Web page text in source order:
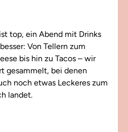
top, ein Abend mit Drinks
Von Tellern zum
bis hin zu Tacos – wir
gesammelt, bei denen
noch etwas Leckeres zum
landet.